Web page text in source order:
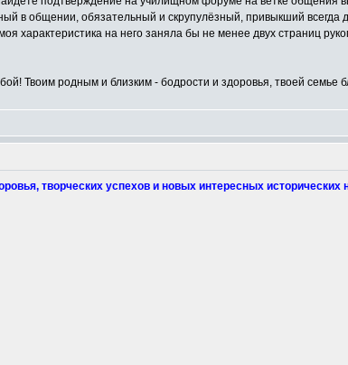
в общении, обязательный и скрупулёзный, привыкший
характеристика на него заняла бы не менее двух страниц
Твоим родным и близким - бодрости и здоровья, твоей семье
творческих успехов и новых интересных исторических